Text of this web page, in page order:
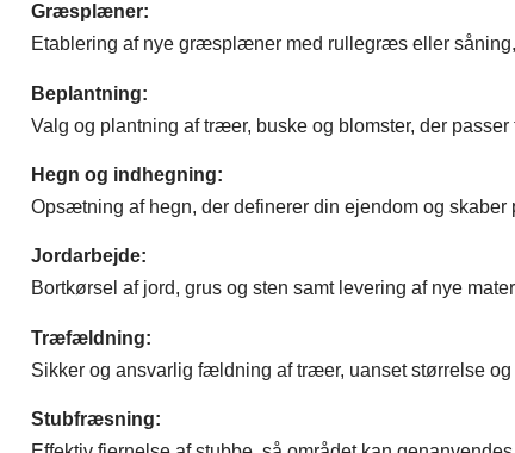
Græsplæner:
Etablering af nye græsplæner med rullegræs eller
Beplantning:
Valg og plantning af træer, buske og blomster, der
Hegn og indhegning:
Opsætning af hegn, der definerer din ejendom og skaber
Jordarbejde:
Bortkørsel af jord, grus og sten samt levering af nye
Træfældning:
Sikker og ansvarlig fældning af træer, uanset størrelse og
Stubfræsning: